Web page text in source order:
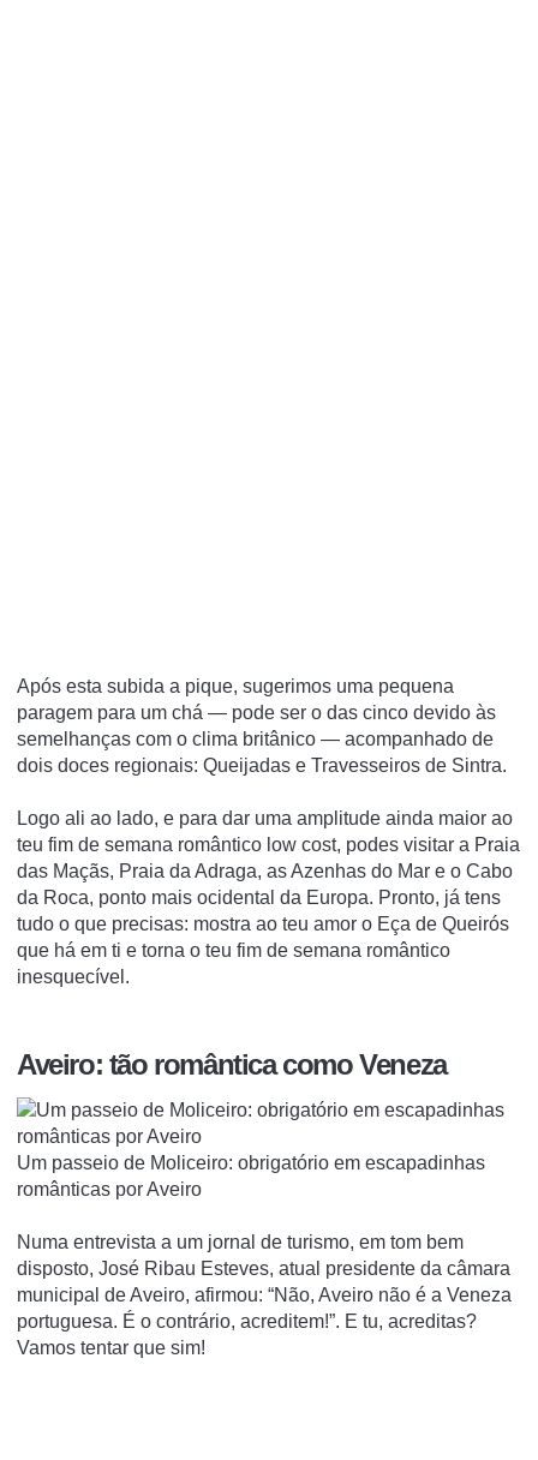
Após esta subida a pique, sugerimos uma pequena
paragem para um chá — pode ser o das cinco devido às
semelhanças com o clima britânico — acompanhado de
dois doces regionais: Queijadas e Travesseiros de Sintra.
Logo ali ao lado, e para dar uma amplitude ainda maior ao
teu fim de semana romântico low cost, podes visitar a Praia
das Maçãs, Praia da Adraga, as Azenhas do Mar e o Cabo
da Roca, ponto mais ocidental da Europa. Pronto, já tens
tudo o que precisas: mostra ao teu amor o Eça de Queirós
que há em ti e torna o teu fim de semana romântico
inesquecível.
Aveiro: tão romântica como Veneza
Um passeio de Moliceiro: obrigatório em escapadinhas
românticas por Aveiro
Numa entrevista a um jornal de turismo, em tom bem
disposto, José Ribau Esteves, atual presidente da câmara
municipal de Aveiro, afirmou: “Não, Aveiro não é a Veneza
portuguesa. É o contrário, acreditem!”. E tu, acreditas?
Vamos tentar que sim!